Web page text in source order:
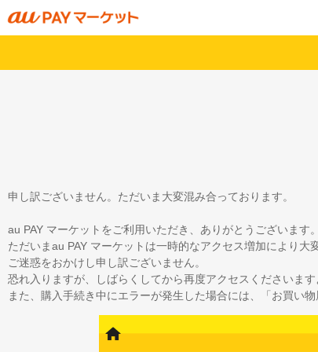
申し訳ございません。ただいま大変混み合っております。
au PAY マーケットをご利用いただき、ありがとうございます。
ただいまau PAY マーケットは一時的なアクセス増加により大
ご迷惑をおかけし申し訳ございません。
恐れ入りますが、しばらくしてから再度アクセスくださいます
また、購入手続き中にエラーが発生した場合には、「お買い